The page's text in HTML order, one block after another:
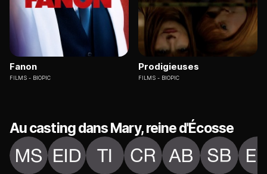
Fanon
FILMS BIOPIC
Prodigieuses
FILMS BIOPIC
Au casting dans Mary, reine d'Écosse